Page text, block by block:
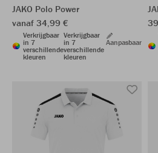
JAKO Polo Power
vanaf 34,99 €
Verkrijgbaar
in 7
verschillende
kleuren
Verkrijgbaar
in 7
verschillende
kleuren
Aanpasbaar